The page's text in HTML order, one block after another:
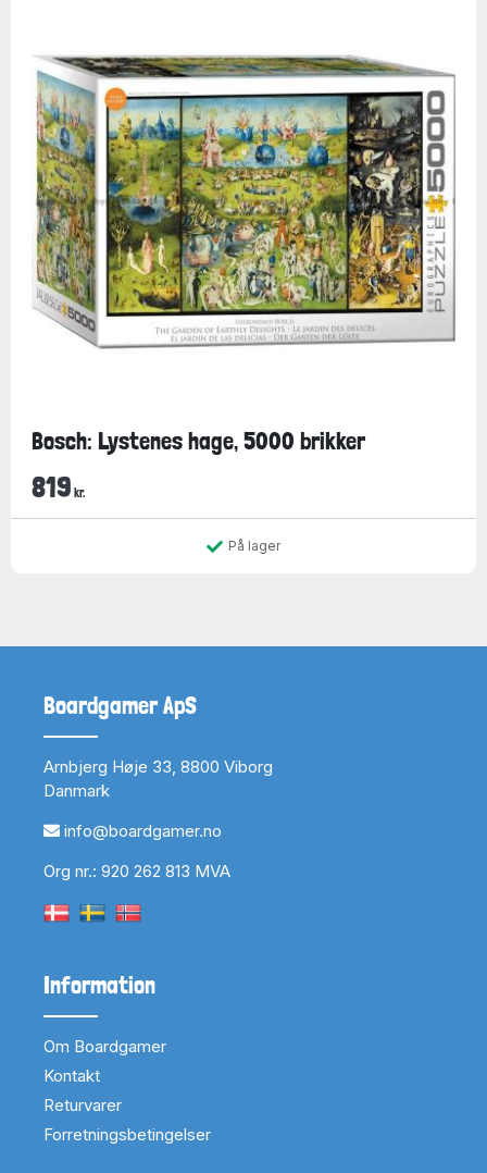
Bosch: Lystenes hage, 5000 brikker
819 kr.
På lager
Boardgamer ApS
Arnbjerg Høje 33, 8800 Viborg
Danmark
info@boardgamer.no
Org nr.: 920 262 813 MVA
Information
Om Boardgamer
Kontakt
Returvarer
Forretningsbetingelser